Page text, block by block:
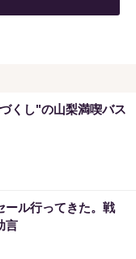
くし"の山梨満喫バス
ール行ってきた。戦
言